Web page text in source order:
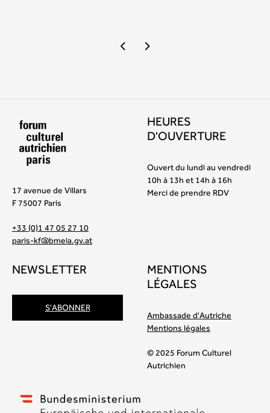
17 avenue de Villars
F 75007 Paris
+33 (0)1 47 05 27 10
paris-kf@bmeia.gv.at
HEURES
D'OUVERTURE
Ouvert du lundi au vendredi
10h à 13h et 14h à 16h
Merci de prendre RDV
NEWSLETTER
S'ABONNER
MENTIONS
LÉGALES
Ambassade d'Autriche
Mentions légales
© 2025 Forum Culturel
Autrichien